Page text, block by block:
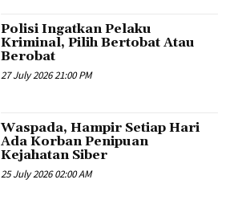
Polisi Ingatkan Pelaku
Kriminal, Pilih Bertobat Atau
Berobat
27 July 2026 21:00 PM
Waspada, Hampir Setiap Hari
Ada Korban Penipuan
Kejahatan Siber
25 July 2026 02:00 AM